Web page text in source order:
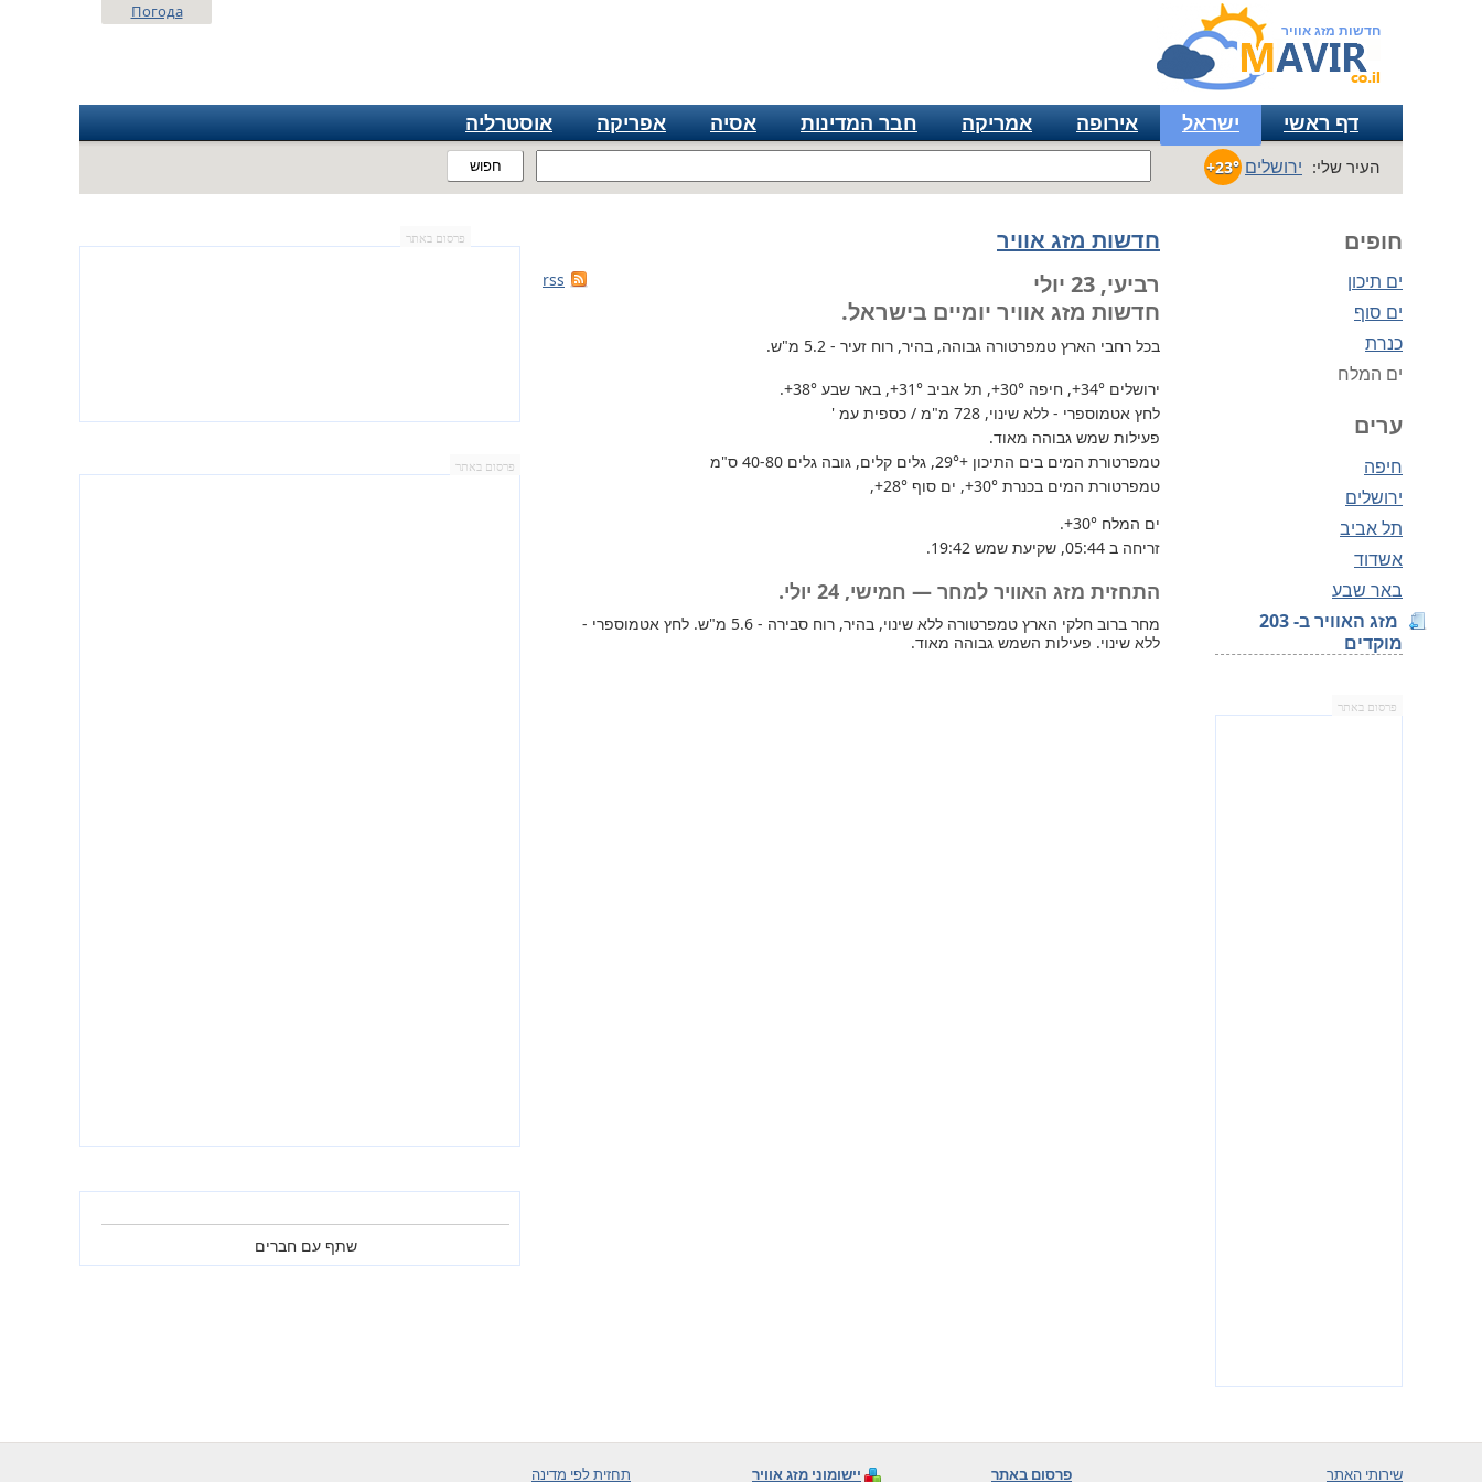
חדשות מזג אוויר
חפוש
Погода
דף ראשי ישראל אירופה אמריקה חבר המדינות אסיה אפריקה אוסטרליה
העיר שלי: ירושלים +23°
חופים
ים תיכון
ים סוף
כנרת
ים המלח
ערים
חיפה
ירושלים
תל אביב
אשדוד
באר שבע
מזג האוויר ב- 203
מוקדים
פרסום באתר
חדשות מזג אוויר
rss
רביעי, 23 יולי
חדשות מזג אוויר יומיים בישראל.
בכל רחבי הארץ טמפרטורה גבוהה, בהיר, רוח זעיר - 5.2 מ"ש.
ירושלים +34°, חיפה +30°, תל אביב +31°, באר שבע +38°
.
לחץ אטמוספרי - ללא שינוי, 728 מ"מ / כספית עמ '
פעילות שמש גבוהה מאוד.
טמפרטורת המים בים התיכון +29°
, גלים קלים, גובה גלים 40-80 ס"מ
טמפרטורת המים בכנרת +30°, ים סוף +28°
,
ים המלח +30°
.
זריחה ב 05:44, שקיעת שמש 19:42.
התחזית מזג האוויר למחר — חמישי, 24 יולי.
מחר ברוב חלקי הארץ טמפרטורה ללא שינוי, בהיר, רוח סבירה - 5.6 מ"ש. לחץ אטמוספרי -
ללא שינוי. פעילות השמש גבוהה מאוד.
פרסום באתר
פרסום באתר
שתף עם חברים
שירותי האתר פרסום באתר יישומוני מזג אוויר תחזית לפי מדינה